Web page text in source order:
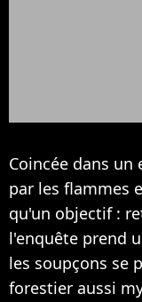
Coincée dans
par les flammes
qu'un objectif :
l'enquête prend
les soupçons se
forestier aussi